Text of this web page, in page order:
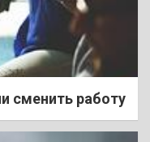
сменить работу